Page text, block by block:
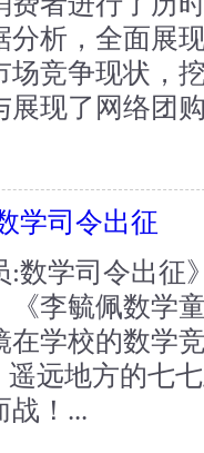
分析，全面展
竞争现状，
现了网络团
学司令出征
:数学司令出
李毓佩数学
学校的数学
远地方的七
战！...